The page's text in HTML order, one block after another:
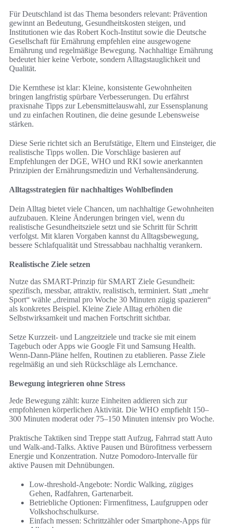
Für Deutschland ist das Thema besonders relevant: Prävention
gewinnt an Bedeutung, Gesundheitskosten steigen, und
Institutionen wie das Robert Koch-Institut sowie die Deutsche
Gesellschaft für Ernährung empfehlen eine ausgewogene
Ernährung und regelmäßige Bewegung. Nachhaltige Ernährung
bedeutet hier keine Verbote, sondern Alltagstauglichkeit und
Qualität.
Die Kernthese ist klar: Kleine, konsistente Gewohnheiten
bringen langfristig spürbare Verbesserungen. Du erfährst
praxisnahe Tipps zur Lebensmittelauswahl, zur Essensplanung
und zu einfachen Routinen, die deine gesunde Lebensweise
stärken.
Diese Serie richtet sich an Berufstätige, Eltern und Einsteiger, die
realistische Tipps wollen. Die Vorschläge basieren auf
Empfehlungen der DGE, WHO und RKI sowie anerkannten
Prinzipien der Ernährungsmedizin und Verhaltensänderung.
Alltagsstrategien für nachhaltiges Wohlbefinden
Dein Alltag bietet viele Chancen, um nachhaltige Gewohnheiten
aufzubauen. Kleine Änderungen bringen viel, wenn du
realistische Gesundheitsziele setzt und sie Schritt für Schritt
verfolgst. Mit klaren Vorgaben kannst du Alltagsbewegung,
bessere Schlafqualität und Stressabbau nachhaltig verankern.
Realistische Ziele setzen
Nutze das SMART-Prinzip für SMART Ziele Gesundheit:
spezifisch, messbar, attraktiv, realistisch, terminiert. Statt „mehr
Sport“ wähle „dreimal pro Woche 30 Minuten zügig spazieren“
als konkretes Beispiel. Kleine Ziele Alltag erhöhen die
Selbstwirksamkeit und machen Fortschritt sichtbar.
Setze Kurzzeit- und Langzeitziele und tracke sie mit einem
Tagebuch oder Apps wie Google Fit und Samsung Health.
Wenn-Dann-Pläne helfen, Routinen zu etablieren. Passe Ziele
regelmäßig an und sieh Rückschläge als Lernchance.
Bewegung integrieren ohne Stress
Jede Bewegung zählt: kurze Einheiten addieren sich zur
empfohlenen körperlichen Aktivität. Die WHO empfiehlt 150–
300 Minuten moderat oder 75–150 Minuten intensiv pro Woche.
Praktische Taktiken sind Treppe statt Aufzug, Fahrrad statt Auto
und Walk-and-Talks. Aktive Pausen und Bürofitness verbessern
Energie und Konzentration. Nutze Pomodoro-Intervalle für
aktive Pausen mit Dehnübungen.
Low-threshold-Angebote: Nordic Walking, zügiges
Gehen, Radfahren, Gartenarbeit.
Betriebliche Optionen: Firmenfitness, Laufgruppen oder
Volkshochschulkurse.
Einfach messen: Schrittzähler oder Smartphone-Apps für